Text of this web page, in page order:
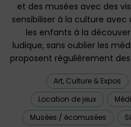
et des musées avec des
sensibiliser à la culture avec
les enfants à la
ludique, sans oublier les
proposent régulièrement
Art, Culture & Expos
Location de jeux
Musées / écomusées